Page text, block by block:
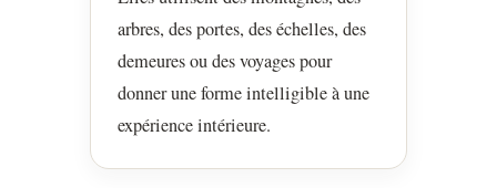
arbres, des portes, des échelles, des
demeures ou des voyages pour
donner une forme intelligible à une
expérience intérieure.